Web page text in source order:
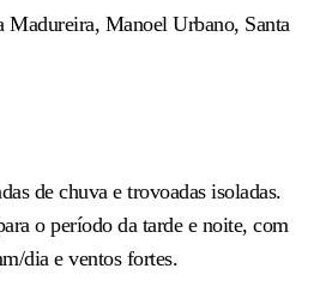
Madureira, Manoel Urbano, Santa
de chuva e trovoadas isoladas.
o período da tarde e noite, com
dia e ventos fortes.